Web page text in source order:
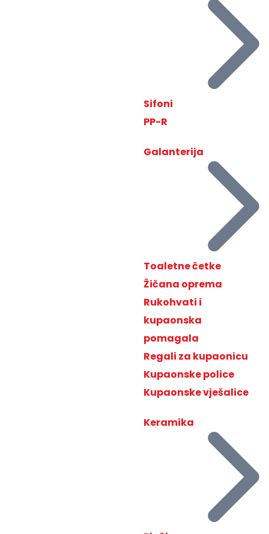
Sifoni
PP-R
Galanterija
Toaletne četke
Žičana oprema
Rukohvati i
kupaonska
pomagala
Regali za kupaonicu
Kupaonske police
Kupaonske vješalice
Keramika